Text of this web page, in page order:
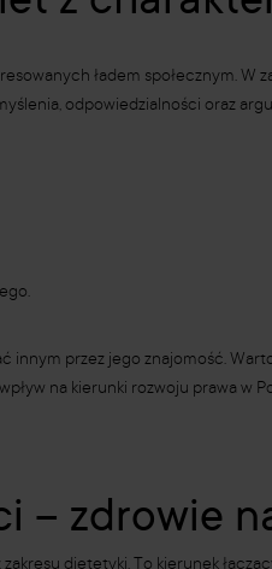
ładem społecznym. W
odpowiedzialności oraz
innym przez jego znajomość.
na kierunki rozwoju prawa w
– zdrowie